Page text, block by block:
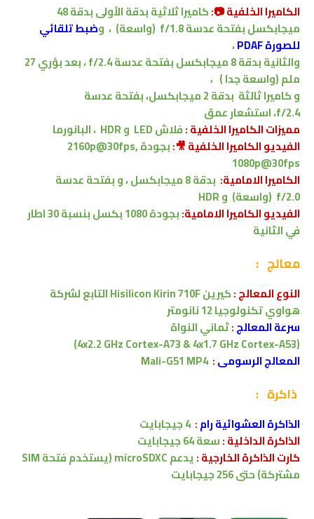
الكاميرا الخلفية 📷:كاميراثلاثيةبدقة
الأولى بدقة 48
ميجابكسلبفتحة عدسة f/1.8 (واسعة) ، وضبط تلقائي
للصورةPDAF،
والثانية بدقة 8 ميجابكسل
بفتحة عدسة f/2.4 ،بعد بؤري27
ملم(واسعة جدا ) ،
وكاميرا ثالثة بدقة2 ميجابكسل
، بفتحة عدسة
f/2.4، استشعار عمق
مميزات الكاميرا الخلفية :فلاش LED و HDR ،البانورما
الفيديو الكاميرا الخلفية 🎥:
بجودة 2160p@30fps,
1080p@30fps
الكاميرا الامامية: بدقة 8 ميجابكسل ، وبفتحة عدسة
f/2.0 (واسعة) و HDR
الفيديو الكاميراالامامية:
بجودة 1080 بكسل بنسبة 30 اطار
في الثانية
معالج :
النوع المعالج:
كيرين Hisilicon Kirin 710F التابع لشركة
هواويتكنولوجيا 12 نانومتر
سرعة المعالج:ثماني النواة
(4x2.2 GHz Cortex-A73 & 4x1.7 GHz Cortex-A53)
المعالج الرسومى:
Mali-G51 MP4
ذاكرة :
الذاكرة العشوائية رام:
الذاكرة الداخلية :سعة64جيجابايت
كارت الذاكرة الخارجية :يدعم
microSDXC (يستخدم فتحة SIM
مشتركة)حتى 256 جيجابايت